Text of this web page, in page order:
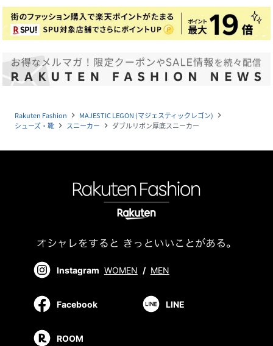
Rakuten Fashion navigate_next MAJESTIC LEGON (マジェスティックレゴン) navigate_next
シューズ・靴 navigate_next スニーカー navigate_next ダブルリボン厚底スニーカー
Instagram WOMEN / MEN
Facebook LINE
ROOM